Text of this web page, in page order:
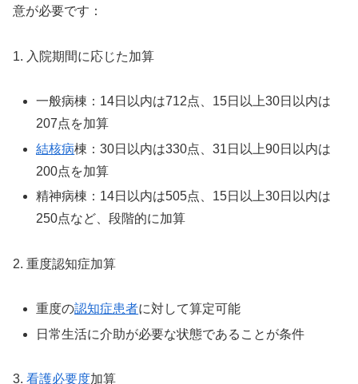
意が必要です：
1. 入院期間に応じた加算
一般病棟：14日以内は712点、15日以上30日以内は
207点を加算
結核病棟：30日以内は330点、31日以上90日以内は
200点を加算
精神病棟：14日以内は505点、15日以上30日以内は
250点など、段階的に加算
2. 重度認知症加算
重度の認知症患者に対して算定可能
日常生活に介助が必要な状態であることが条件
3. 看護必要度加算